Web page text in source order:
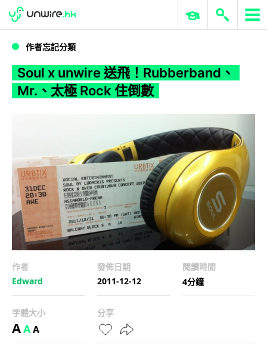
WWDC 2026 ERP 與商業 AI
作者忘記分類
Soul x unwire 送飛！Rubberband、
Mr.、太極 Rock 住倒數
作者
Edward
發佈日期
2011-12-12
閱讀時間
4分鐘
字體大小
AAA
分享